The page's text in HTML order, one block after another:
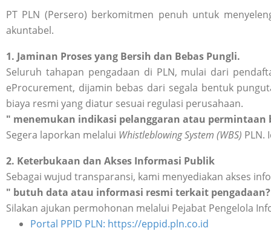
PT PLN (Persero) berkomitmen penuh untuk
akuntabel.
1. Jaminan Proses yang Bersih dan Bebas Pungli.
Seluruh tahapan pengadaan di PLN, mulai dari
eProcurement, dijamin bebas dari segala bentuk
biaya resmi yang diatur sesuai regulasi perusahaan.
" menemukan indikasi pelanggaran atau permintaan
Segera laporkan melalui Whistleblowing System (WBS) PLN.
2. Keterbukaan dan Akses Informasi Publik
Sebagai wujud transparansi, kami menyediakan akses
" butuh data atau informasi resmi terkait
Silakan ajukan permohonan melalui Pejabat Pengelola
Portal PPID PLN: https://eppid.pln.co.id